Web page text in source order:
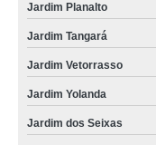
Jardim Planalto
Jardim Tangará
Jardim Vetorrasso
Jardim Yolanda
Jardim dos Seixas